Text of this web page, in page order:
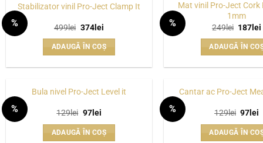
alese
în
pagina
%
Stabilizator vinil Pro-Ject Clamp It
499lei Prețul
a
fost:
374leiPrețul
este:
374lei.
ADAUGĂ ÎN COȘ
%
Mat vinil Pro-Ject Cork
1mm
249lei Prețul
a
fost:
187 lei
ADAUGĂ ÎN
%
Bula nivel Pro-Ject Level it
129lei Prețul
a
fost:
97leiPrețul
este:
97lei.
ADAUGĂ ÎN COȘ
%
Cantar ac Pro-Ject
129lei Prețul
a
fost:
97 lei
ADAUGĂ ÎN